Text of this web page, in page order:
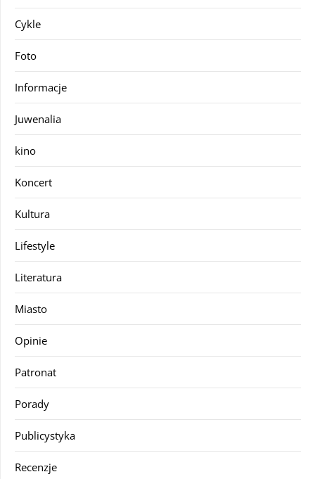
Cykle
Foto
Informacje
Juwenalia
kino
Koncert
Kultura
Lifestyle
Literatura
Miasto
Opinie
Patronat
Porady
Publicystyka
Recenzje